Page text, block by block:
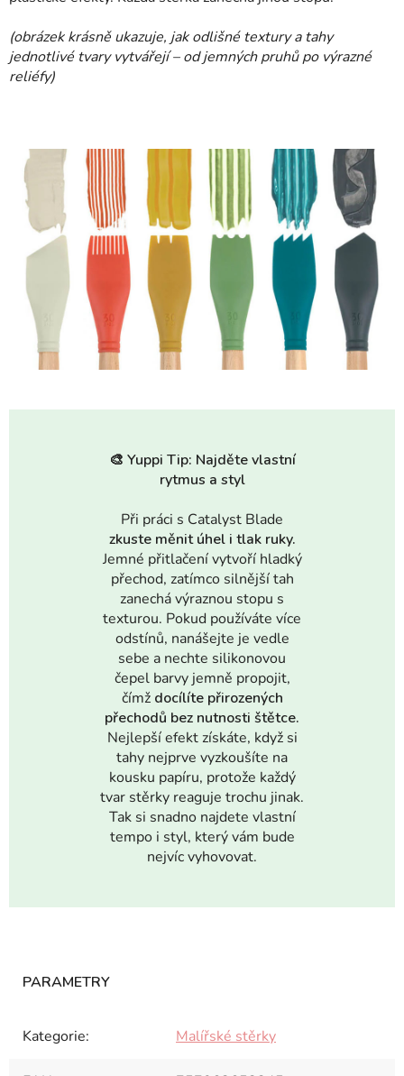
(obrázek krásně ukazuje, jak odlišné textury a tahy
jednotlivé tvary vytvářejí – od jemných pruhů po výrazné
reliéfy)
🎨 Yuppi Tip: Najděte vlastní
rytmus a styl
Při práci s Catalyst Blade
zkuste měnit úhel i tlak ruky.
Jemné přitlačení vytvoří hladký
přechod, zatímco silnější tah
zanechá výraznou stopu s
texturou. Pokud používáte více
odstínů, nanášejte je vedle
sebe a nechte silikonovou
čepel barvy jemně propojit,
čímž docílíte přirozených
přechodů bez nutnosti štětce.
Nejlepší efekt získáte, když si
tahy nejprve vyzkoušíte na
kousku papíru, protože každý
tvar stěrky reaguje trochu jinak.
Tak si snadno najdete vlastní
tempo i styl, který vám bude
nejvíc vyhovovat.
Kategorie: Malířské stěrky